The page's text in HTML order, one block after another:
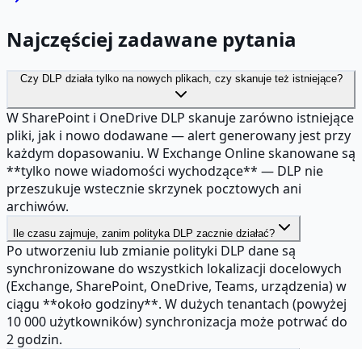
Najczęściej zadawane pytania
Czy DLP działa tylko na nowych plikach, czy skanuje też istniejące?
W SharePoint i OneDrive DLP skanuje zarówno istniejące
pliki, jak i nowo dodawane — alert generowany jest przy
każdym dopasowaniu. W Exchange Online skanowane są
**tylko nowe wiadomości wychodzące** — DLP nie
przeszukuje wstecznie skrzynek pocztowych ani
archiwów.
Ile czasu zajmuje, zanim polityka DLP zacznie działać?
Po utworzeniu lub zmianie polityki DLP dane są
synchronizowane do wszystkich lokalizacji docelowych
(Exchange, SharePoint, OneDrive, Teams, urządzenia) w
ciągu **około godziny**. W dużych tenantach (powyżej
10 000 użytkowników) synchronizacja może potrwać do
2 godzin.